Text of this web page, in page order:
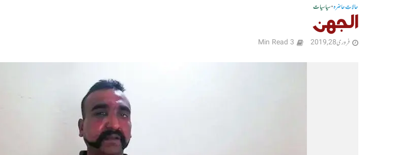
حالاتِ حاضرہ•سیاسیات
الجھن
فروری 28, 2019 3 Min Read